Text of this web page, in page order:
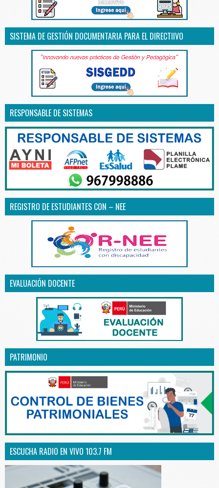
SISTEMA DE GESTIÓN DOCUMENTARIA PARA EL DIRECTIIVO
RESPONSABLE DE SISTEMAS
REGISTRO DE ESTUDIANTES CON – NEE
EVALUACIÓN DOCENTE
PATRIMONIO
ESCUCHA RADIO EN VIVO 103.7 FM